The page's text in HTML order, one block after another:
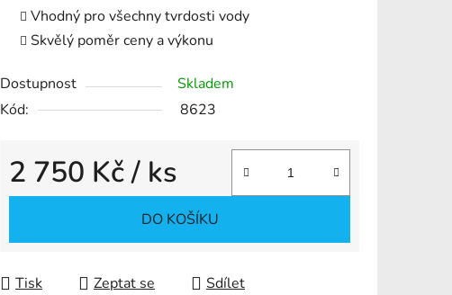
hvězdiček.
Vhodný pro všechny tvrdosti vody
Skvělý poměr ceny a výkonu
Dostupnost
Skladem
Kód:
8623
2 750 Kč/ ks
Měrná cena:
DO KOŠÍKU
Tisk Zeptat se Sdílet